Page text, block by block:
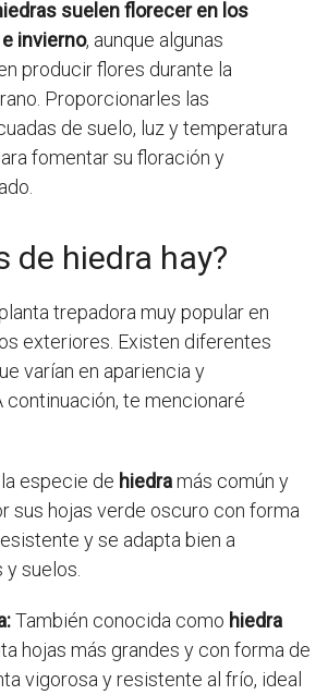
suelen florecer en los
invierno, aunque algunas
producir flores durante la
Proporcionarles las
de suelo, luz y temperatura
fomentar su floración y
de hiedra hay?
trepadora muy popular en
exteriores. Existen diferentes
varían en apariencia y
te mencionaré
especie de hiedramás común y
sus hojas verde oscuro con forma
y se adapta bien a
suelos.
También conocida como hiedra
hojas más grandes y con forma de
vigorosa y resistente al frío, ideal